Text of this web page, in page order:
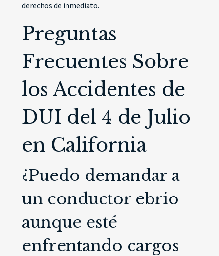
derechos de inmediato.
Preguntas
Frecuentes Sobre
los Accidentes de
DUI del 4 de Julio
en California
¿Puedo demandar a
un conductor ebrio
aunque esté
enfrentando cargos